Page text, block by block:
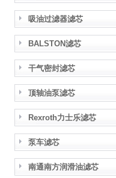
吸油过滤器滤芯
BALSTON滤芯
干气密封滤芯
顶轴油泵滤芯
Rexroth力士乐滤芯
泵车滤芯
南通南方润滑油滤芯